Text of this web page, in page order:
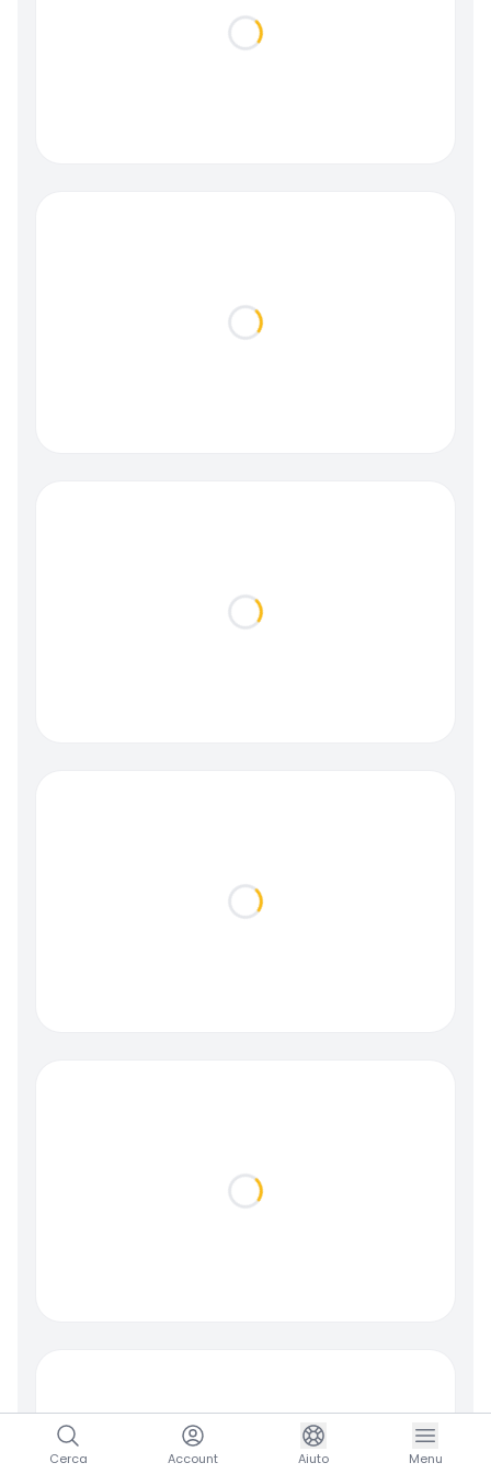
Loading...
Loading...
Loading...
Loading...
Loading...
Cerca Account Aiuto Menu